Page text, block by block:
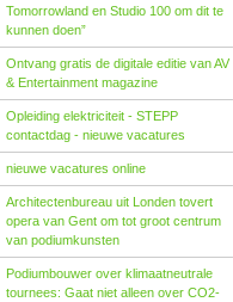
Tomorrowland en Studio 100 om dit te
kunnen doen”
Ontvang gratis de digitale editie van AV
& Entertainment magazine
Opleiding elektriciteit - STEPP
contactdag - nieuwe vacatures
nieuwe vacatures online
Architectenbureau uit Londen tovert
opera van Gent om tot groot centrum
van podiumkunsten
Podiumbouwer over klimaatneutrale
tournees: Gaat niet alleen over CO2-